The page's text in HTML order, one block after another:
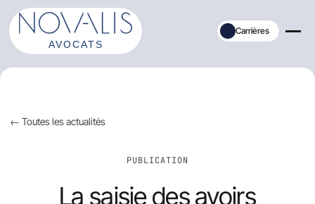
Aller
au
contenu
Carrières
← Toutes les actualités
PUBLICATION
La saisie des avoirs